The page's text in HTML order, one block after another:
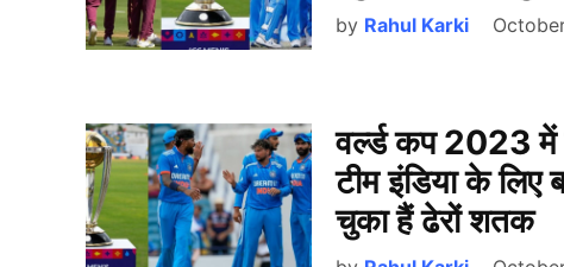
by Rahul Karki
वर्ल्ड कप 2023 में
टीम इंडिया के लिए
चुका हैं ढेरों शतक